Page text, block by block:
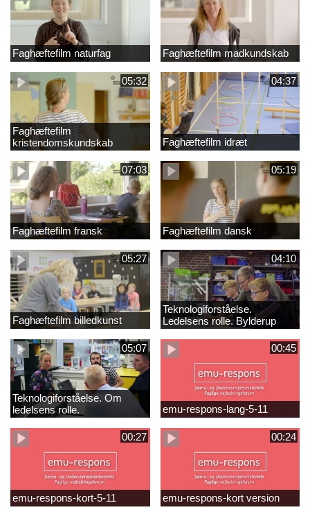
Faghæftefilm naturfag Faghæftefilm madkundskab
05:32
Faghæftefilm
kristendomskundskab
04:37
Faghæftefilm idræt
07:03
Faghæftefilm fransk
05:19
Faghæftefilm dansk
05:27
Faghæftefilm billedkunst
04:10
Teknologiforståelse.
Ledelsens rolle. Bylderup
Skole
05:07
Teknologiforståelse. Om
ledelsens rolle.
Sofiendalskolen
00:45
emu-respons-lang-5-11
00:27
emu-respons-kort-5-11
00:24
emu-respons-kort version